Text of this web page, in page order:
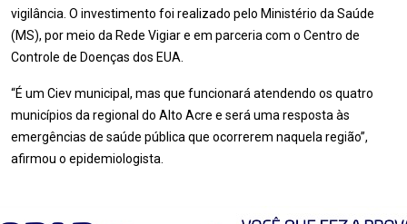
vigilância. O investimento foi realizado pelo Ministério da Saúde
(MS), por meio da Rede Vigiar e em parceria com o Centro de
Controle de Doenças dos EUA.
“É um Ciev municipal, mas que funcionará atendendo os quatro
municípios da regional do Alto Acre e será uma resposta às
emergências de saúde pública que ocorrerem naquela região”,
afirmou o epidemiologista.